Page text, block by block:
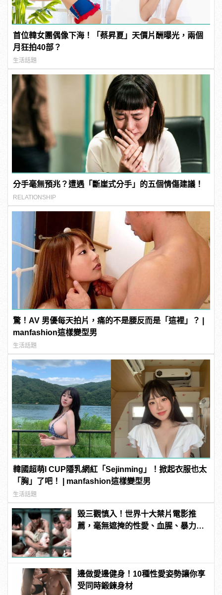
首位韓女團偶像下海！「蔡昇夏」天價片酬曝光，兩個
月狂拍40部？
生活話題
分手毫無預兆？遭遇「斷崖式分手」的五個情傷建議！
RELATIONSHIP
驚！AV 男優每天拍片，痛的不是腰反而是「這裡」？ |
manfashion這樣變型男
生活話題
韓國超萌I CUP隱乳網紅「Sejinming」！掀起衣服也太
「胸」了吧！ | manfashion這樣變型男
生活話題
毀三觀慎入！世界十大禁片電影推
薦，毫無遮掩的性愛、血腥、暴力、
邊做愛邊健身！10種性愛姿勢讓你享
受同時鍛鍊身材